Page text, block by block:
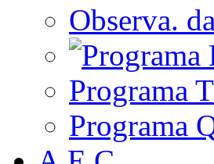
Observa.
Programa
Programa